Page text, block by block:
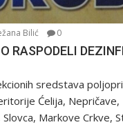
Bilić 0
RASPODELI
sredstava
Ćelija, Nepričave,
Markove Crkve,